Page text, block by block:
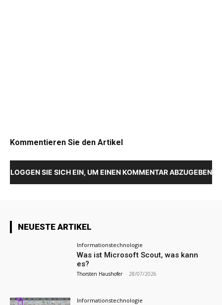
Kommentieren Sie den Artikel
LOGGEN SIE SICH EIN, UM EINEN KOMMENTAR ABZUGEBEN
NEUESTE ARTIKEL
Informationstechnologie
Was ist Microsoft Scout, was kann
es?
Thorsten Haushofer - 28/07/2026
Informationstechnologie